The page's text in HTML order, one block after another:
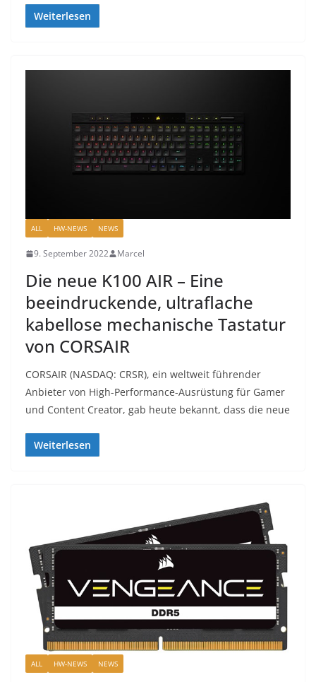
Weiterlesen
ALL HW-NEWS NEWS
9. September 2022 Marcel
Die neue K100 AIR – Eine
beeindruckende, ultraflache
kabellose mechanische Tastatur
von CORSAIR
CORSAIR (NASDAQ: CRSR), ein weltweit führender
Anbieter von High-Performance-Ausrüstung für Gamer
und Content Creator, gab heute bekannt, dass die neue
Weiterlesen
ALL HW-NEWS NEWS